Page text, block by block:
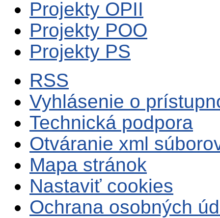
Projekty OPII
Projekty POO
Projekty PS
RSS
Vyhlásenie o
Technická podpora
Otváranie xml
Mapa stránok
Nastaviť cookies
Ochrana osobných